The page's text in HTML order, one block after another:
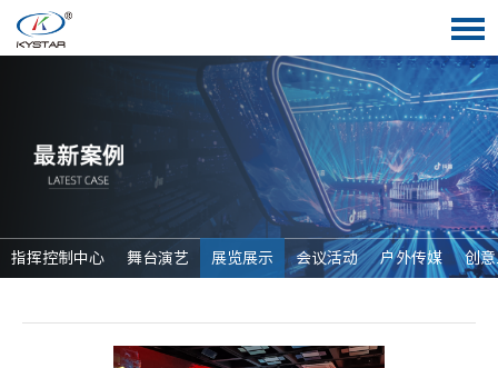
指挥控制中心 舞台演艺 展览展示 会议活动 户外传媒 创